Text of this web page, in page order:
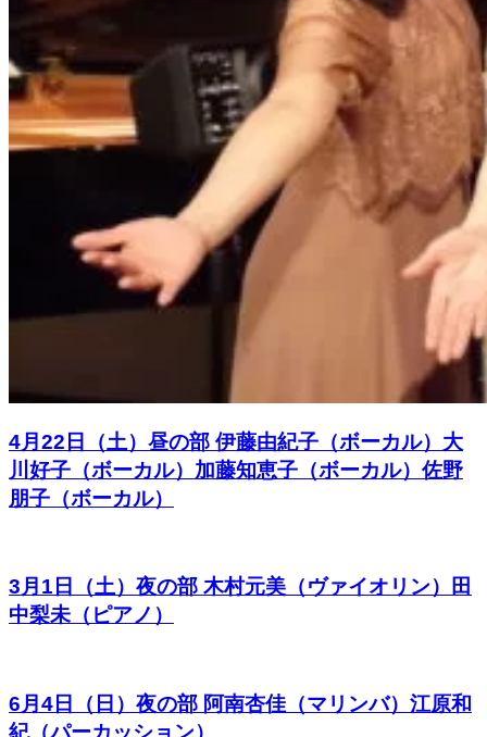
4月22日（土）昼の部 伊藤由紀子（ボーカル）大
川好子（ボーカル）加藤知恵子（ボーカル）佐野
朋子（ボーカル）
3月1日（土）夜の部 木村元美（ヴァイオリン）田
中梨未（ピアノ）
6月4日（日）夜の部 阿南杏佳（マリンバ）江原和
紀（パーカッション）